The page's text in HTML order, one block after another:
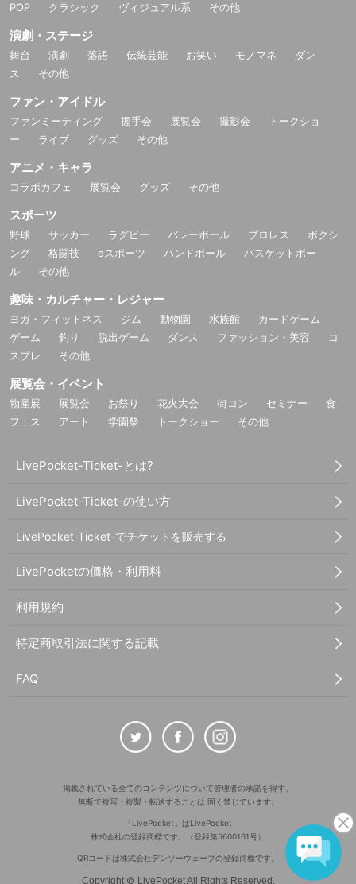
POP
クラシック ヴィジュアル系 その他
演劇・ステージ
舞台 演劇 落語 伝統芸能 お笑い モノマネ
ダン
ス
その他
ファン・アイドル
ファンミーティング 握手会 展覧会 撮影会
トークショ
ー
ライブ グッズ その他
アニメ・キャラ
コラボカフェ 展覧会 グッズ その他
スポーツ
野球 サッカー ラグビー バレーボール プロレス
ボクシ
ング
格闘技 eスポーツ ハンドボール
バスケットボー
ル
その他
趣味・カルチャー・レジャー
ヨガ・フィットネス ジム 動物園 水族館
カードゲーム
ゲーム
釣り 脱出ゲーム ダンス ファッション・美容
コ
スプレ
その他
展覧会・イベント
物産展 展覧会 お祭り 花火大会 街コン セミナー
食
フェス
アート 学園祭 トークショー その他
LivePocket-Ticket-とは?
LivePocket-Ticket-の使い方
LivePocket-Ticket-でチケットを販売する
LivePocketの価格・利用料
利用規約
特定商取引法に関する記載
FAQ
掲載されている全てのコンテンツについて管理者の承諾を得ず、
無断で複写・複製・転送することは 固く禁じています。
「LivePocket」はLivePocket
株式会社の登録商標です。（登録第5600161号）
QRコードは株式会社デンソーウェーブの登録商標です。
Copyright© LivePocket All Rights Reserved.